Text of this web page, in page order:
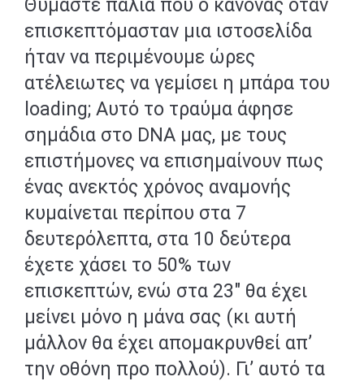
Θυμάστε παλιά που ο κανόνας όταν
επισκεπτόμασταν μια ιστοσελίδα
ήταν να περιμένουμε ώρες
ατέλειωτες να γεμίσει η μπάρα του
loading; Αυτό το τραύμα άφησε
σημάδια στο DNA μας, με τους
επιστήμονες να επισημαίνουν πως
ένας ανεκτός χρόνος αναμονής
κυμαίνεται περίπου στα 7
δευτερόλεπτα, στα 10 δεύτερα
έχετε χάσει το 50% των
επισκεπτών, ενώ στα 23″ θα έχει
μείνει μόνο η μάνα σας (κι αυτή
μάλλον θα έχει απομακρυνθεί απ’
την οθόνη προ πολλού). Γι’ αυτό τα